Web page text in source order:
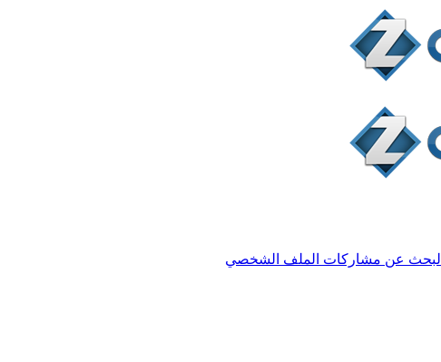
البحث عن مشاركات الملف الشخصي